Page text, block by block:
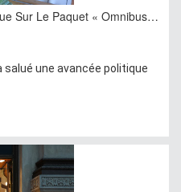
Sur Le Paquet « Omnibus…
salué une avancée politique